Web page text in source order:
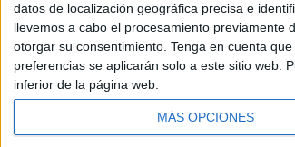
datos de localización geográfica precisa e
llevemos a cabo el procesamiento previamente
otorgar su consentimiento. Tenga en cuenta
preferencias se aplicarán solo a este sitio web.
inferior de la página web.
MÁS OPCIONES